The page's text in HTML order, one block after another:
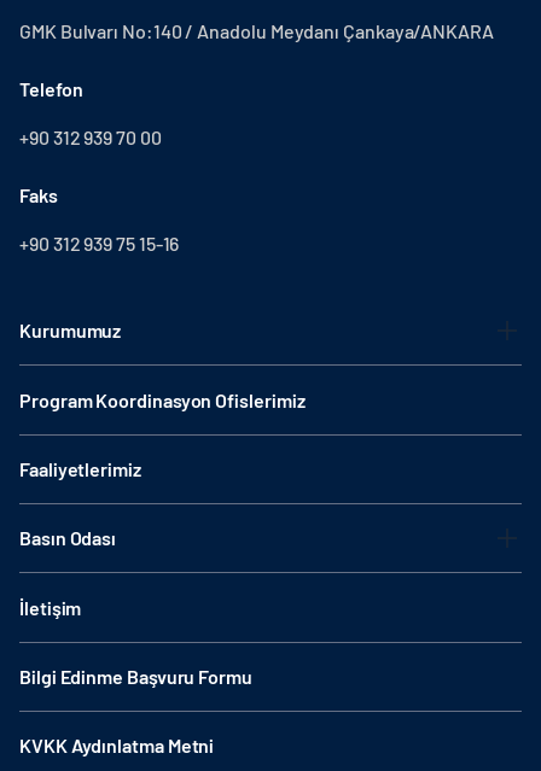
GMK Bulvarı No:140 / Anadolu Meydanı Çankaya/ANKARA
Telefon
+90 312 939 70 00
Faks
+90 312 939 75 15-16
Kurumumuz
Program Koordinasyon Ofislerimiz
Faaliyetlerimiz
Basın Odası
İletişim
Bilgi Edinme Başvuru Formu
KVKK Aydınlatma Metni